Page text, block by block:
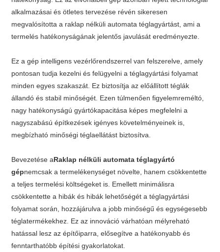
alkalmazásai és ötletes tervezése révén sikeresen
megvalósította a raklap nélküli automata téglagyártást, ami a
termelés hatékonyságának jelentős javulását eredményezte.
Ez a gép intelligens vezérlőrendszerrel van felszerelve, amely
pontosan tudja kezelni és felügyelni a téglagyártási folyamat
minden egyes szakaszát. Ez biztosítja az előállított téglák
állandó és stabil minőségét. Ezen túlmenően figyelemreméltó,
nagy hatékonyságú gyártókapacitása képes megfelelni a
nagyszabású építkezések igényes követelményeinek is,
megbízható minőségi téglaellátást biztosítva.
Bevezetése aRaklap nélküli automata téglagyártó
gépnemcsak a termelékenységet növelte, hanem csökkentette
a teljes termelési költségeket is. Emellett minimálisra
csökkentette a hibák és hibák lehetőségét a téglagyártási
folyamat során, hozzájárulva a jobb minőségű és egységesebb
téglatermékekhez. Ez az innováció várhatóan mélyreható
hatással lesz az építőiparra, elősegítve a hatékonyabb és
fenntarthatóbb építési gyakorlatokat.